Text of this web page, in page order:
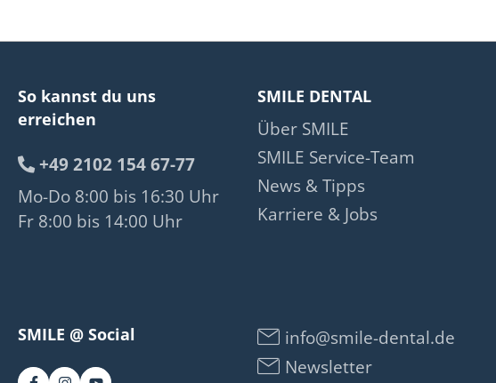
So kannst du uns
erreichen
+49 2102 154 67-77
Mo-Do 8:00 bis 16:30 Uhr
Fr 8:00 bis 14:00 Uhr
SMILE DENTAL
Über SMILE
SMILE Service-Team
News & Tipps
Karriere & Jobs
SMILE @ Social
info@smile-dental.de
Newsletter